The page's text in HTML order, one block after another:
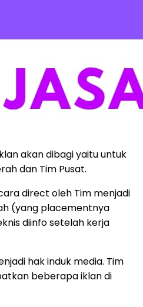
akan dibagi yaitu untuk
dan Tim Pusat.
direct oleh Tim menjadi
(yang placementnya
diinfo setelah kerja
hak induk media. Tim
beberapa iklan di